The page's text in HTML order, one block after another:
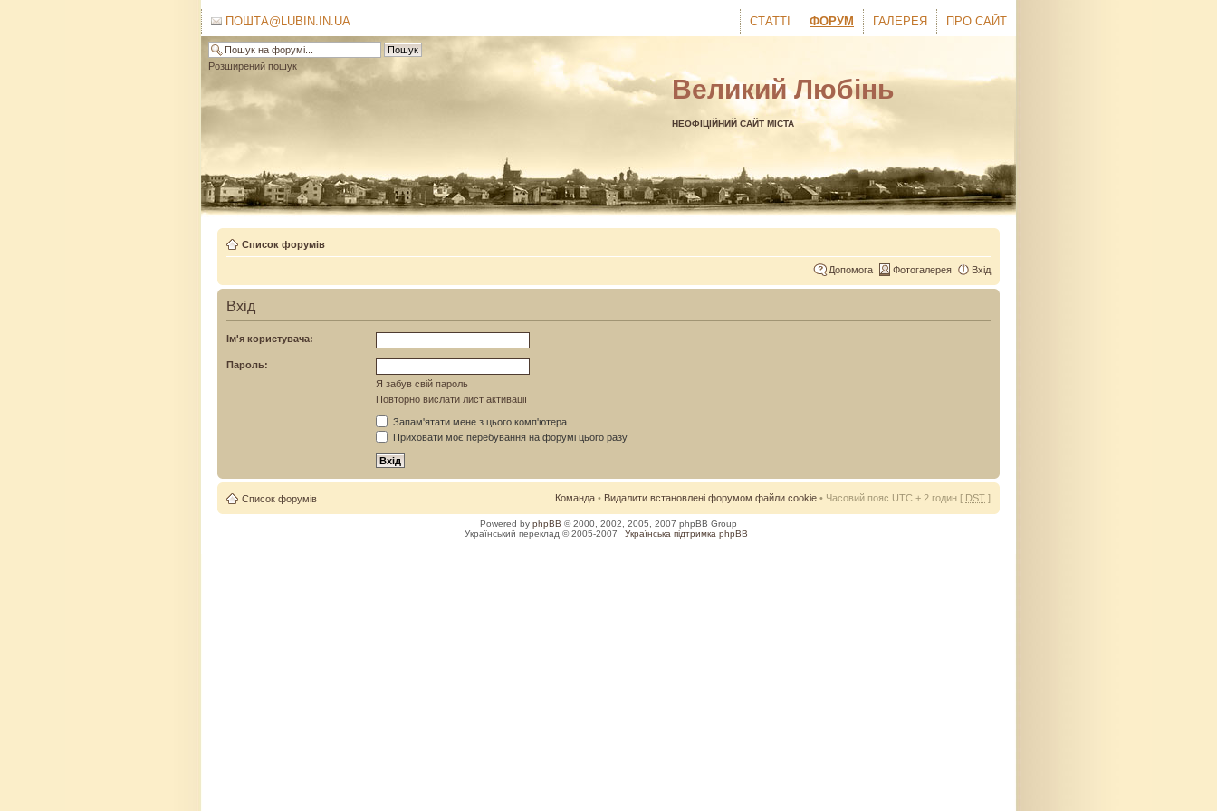
ПРО САЙТ
ГАЛЕРЕЯ
ФОРУМ
СТАТТІ
ПОШТА@LUBIN.IN.UA
Великий Любінь
НЕОФІЦІЙНИЙ САЙТ МІСТА
Розширений пошук
Список форумів
Допомога Фотогалерея Вхід
Вхід
Ім'я користувача:
Пароль:
Я забув свій пароль
Повторно вислати лист активації
Запам'ятати мене з цього комп'ютера
Приховати моє перебування на форумі цього разу
Список форумів Команда • Видалити встановлені форумом файли cookie • Часовий пояс UTC + 2 годин [ DST ]
Powered by phpBB © 2000, 2002, 2005, 2007 phpBB Group
Український переклад © 2005-2007
Українська підтримка phpBB